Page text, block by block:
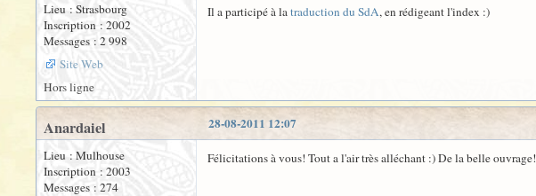
Lieu : Strasbourg
Inscription : 2002
Messages : 2 998
Site Web
Il a participé à latraduction du SdA, en rédigeant l'index :)
Hors ligne
28-08-2011 12:07
Anardaiel
Lieu : Mulhouse
Inscription : 2003
Messages : 274
Félicitations à vous! Tout a l'air très alléchant :) De la belle ouvrage!